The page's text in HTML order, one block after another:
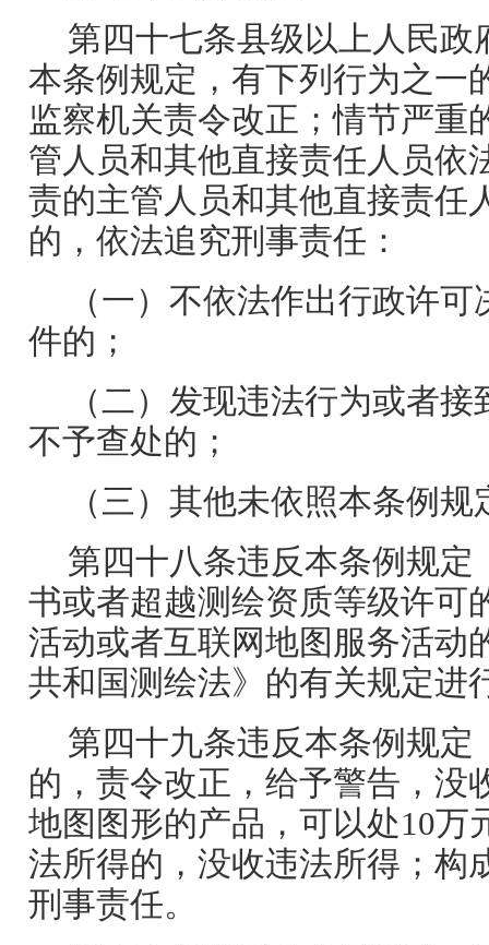
第四十七条县级以上人民政
本条例规定，有下列行为之一
监察机关责令改正；情节严重
管人员和其他直接责任人员依
责的主管人员和其他直接责任
的，依法追究刑事责任：
（一）不依法作出行政许
件的；
（二）发现违法行为或者
不予查处的；
（三）其他未依照本条例
第四十八条违反本条例规定
书或者超越测绘资质等级许可
活动或者互联网地图服务活动
共和国测绘法》的有关规定进
第四十九条违反本条例规定
的，责令改正，给予警告，没
地图图形的产品，可以处10万
法所得的，没收违法所得；构
刑事责任。